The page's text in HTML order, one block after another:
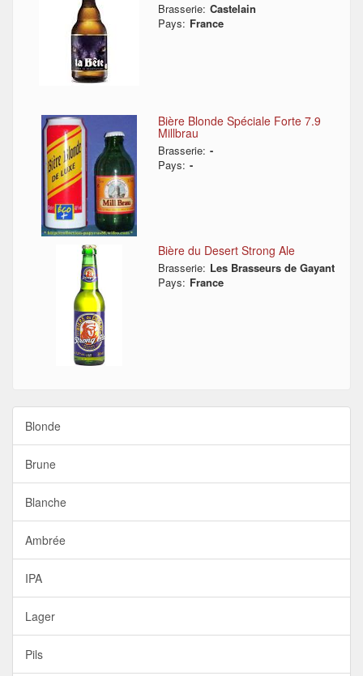
Brasserie: Castelain
Pays: France
Bière Blonde Spéciale Forte 7.9
Millbrau
Brasserie: -
Pays: -
Bière du Desert Strong Ale
Brasserie: Les Brasseurs de Gayant
Pays: France
Blonde
Brune
Blanche
Ambrée
IPA
Lager
Pils